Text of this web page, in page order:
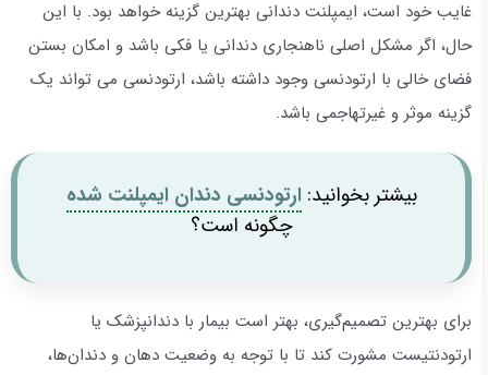
غایب خود است، ایمپلنت دندانی بهترین گزینه خواهد بود. با این
حال، اگر مشکل اصلی ناهنجاری دندانی یا فکی باشد و امکان بستن
فضای خالی با ارتودنسی وجود داشته باشد، ارتودنسی می تواند یک
گزینه موثر و غیرتهاجمی باشد.
بیشتر بخوانید: ارتودنسی دندان ایمپلنت شده
چگونه است؟
برای بهترین تصمیم‌گیری، بهتر است بیمار با دندانپزشک یا
ارتودنتیست مشورت کند تا با توجه به وضعیت دهان و دندان‌ها،